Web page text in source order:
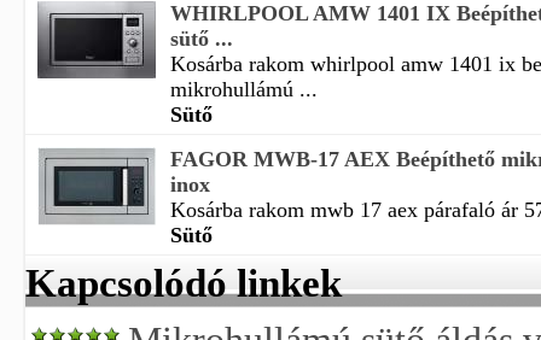
WHIRLPOOL AMW 1401 IX
sütő ...
Kosárba rakom whirlpool amw 1401 ix
mikrohullámú ...
Sütő
FAGOR MWB-17 AEX Beépíthető
inox
Kosárba rakom mwb 17 aex párafaló ár
Sütő
Kapcsolódó linkek